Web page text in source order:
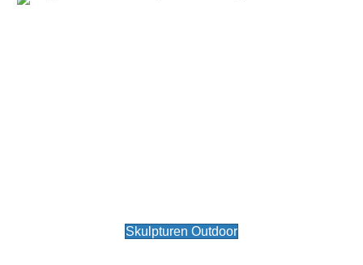
Skulpturen Outdoor